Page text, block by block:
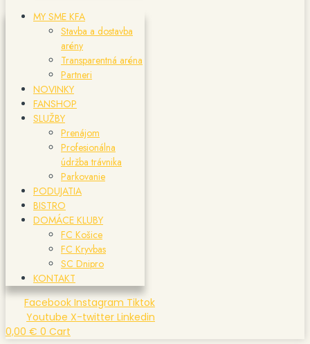
MY SME KFA
Stavba a dostavba
arény
Transparentná aréna
Partneri
NOVINKY
FANSHOP
SLUŽBY
Prenájom
Profesionálna
údržba trávnika
Parkovanie
PODUJATIA
BISTRO
DOMÁCE KLUBY
FC Košice
FC Kryvbas
SC Dnipro
KONTAKT
Facebook Instagram Tiktok
Youtube X-twitter Linkedin
0,00 € 0 Cart